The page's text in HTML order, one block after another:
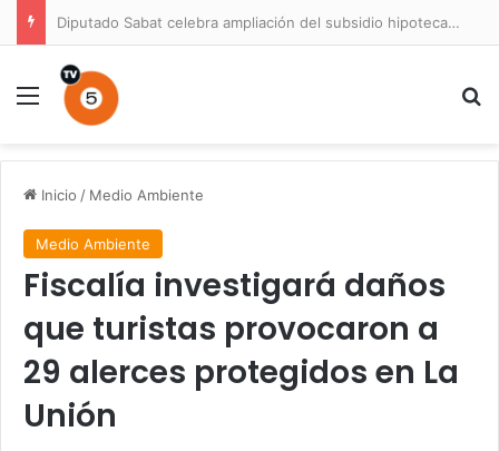
Diputado Sabat celebra ampliación del subsidio hipotecario con viviendas de hasta 6.000 UF
Menú
Inicio / Medio Ambiente
Medio Ambiente
Fiscalía investigará daños
que turistas provocaron a
29 alerces protegidos en La
Unión